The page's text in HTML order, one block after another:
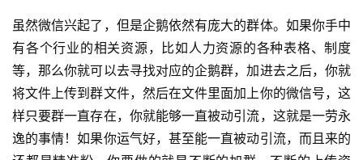
虽然微信兴起了，但是企鹅依然有庞大的群体。如果你手中
有各个行业的相关资源，比如人力资源的各种表格、制度
等，那么你就可以去寻找对应的企鹅群，加进去之后，你就
将文件上传到群文件，然后在文件里面加上你的微信号，这
样只要群一直存在，你就能够一直被动引流，这就是一劳永
逸的事情！如果你运气好，甚至能一直被动引流，而且来的